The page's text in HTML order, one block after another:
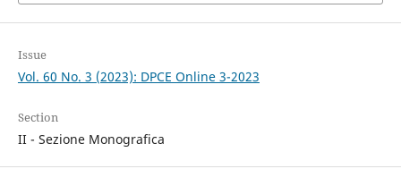
Issue
Vol. 60 No. 3 (2023): DPCE Online 3-2023
Section
II - Sezione Monografica